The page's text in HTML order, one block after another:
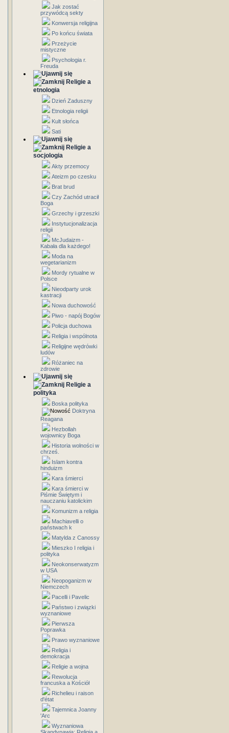
Jak zostać
przywódcą sekty
Konwersja religijna
Po końcu świata
Przeżycie
mistyczne
Psychologia r.
Freuda
Religie a
etnologia
Dzień Zaduszny
Etnologia religii
Kult słońca
Sati
Religie a
socjologia
Akty przemocy
Ateizm po czesku
Brat brud
Czy Zachód utracił
Boga
Grzechy i grzeszki
Instytucjonalizacja
religii
McJudaizm -
Kabała dla każdego!
Moda na
wegetarianizm
Mordy rytualne w
Polsce
Nieodparty urok
kastracji
Nowa duchowość
Piwo - napój Bogów
Policja duchowa
Religia i wspólnota
Religijne wędrówki
ludów
Różaniec na
zdrowie
Religie a
polityka
Boska polityka
Doktryna
Reagana
Hezbollah
wojownicy Boga
Historia wolności w
chrześ.
Islam kontra
hinduizm
Kara śmierci
Kara śmierci w
Piśmie Świętym i
nauczaniu katolickim
Komunizm a religia
Machiavelli o
państwach k
Matylda z Canossy
Mieszko I religia i
polityka
Neokonserwatyzm
w USA
Neopoganizm w
Niemczech
Pacelli i Pavelic
Państwo i związki
wyznaniowe
Pierwsza
Poprawka
Prawo wyznaniowe
Religia i
demokracja
Religie a wojna
Rewolucja
francuska a Kościół
Richelieu i raison
d'état
Tajemnica Joanny
'Arc
Wyznaniowa